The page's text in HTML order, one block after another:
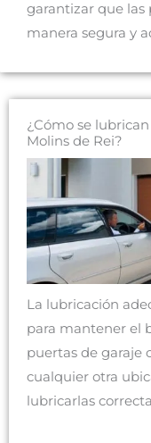
garantizar que las
manera segura y
¿Cómo se
Molins de Rei?
La lubricación
para mantener el
puertas de garaje
cualquier otra
lubricarlas